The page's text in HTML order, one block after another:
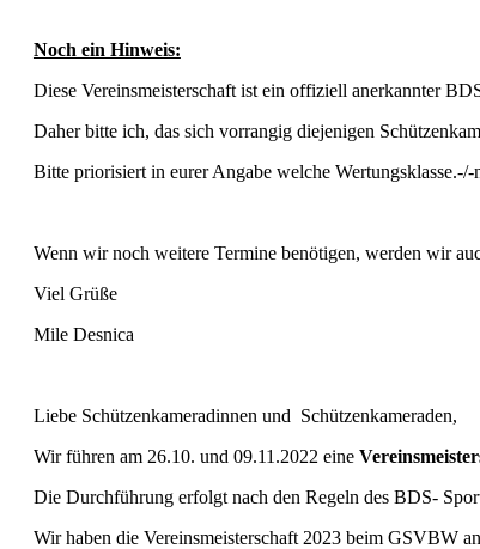
Noch ein Hinweis:
Diese Vereinsmeisterschaft ist ein offiziell anerkannter
Daher bitte ich, das sich vorrangig diejenigen
Bitte priorisiert in eurer Angabe welche
Wenn wir noch weitere Termine benötigen, werden wir
Viel Grüße
Mile Desnica
Liebe Schützenkameradinnen und Schützenkameraden,
Wir führen am 26.10. und 09.11.2022 eine
Die Durchführung erfolgt nach den Regeln des BDS-
Wir haben die Vereinsmeisterschaft 2023 beim GSVBW